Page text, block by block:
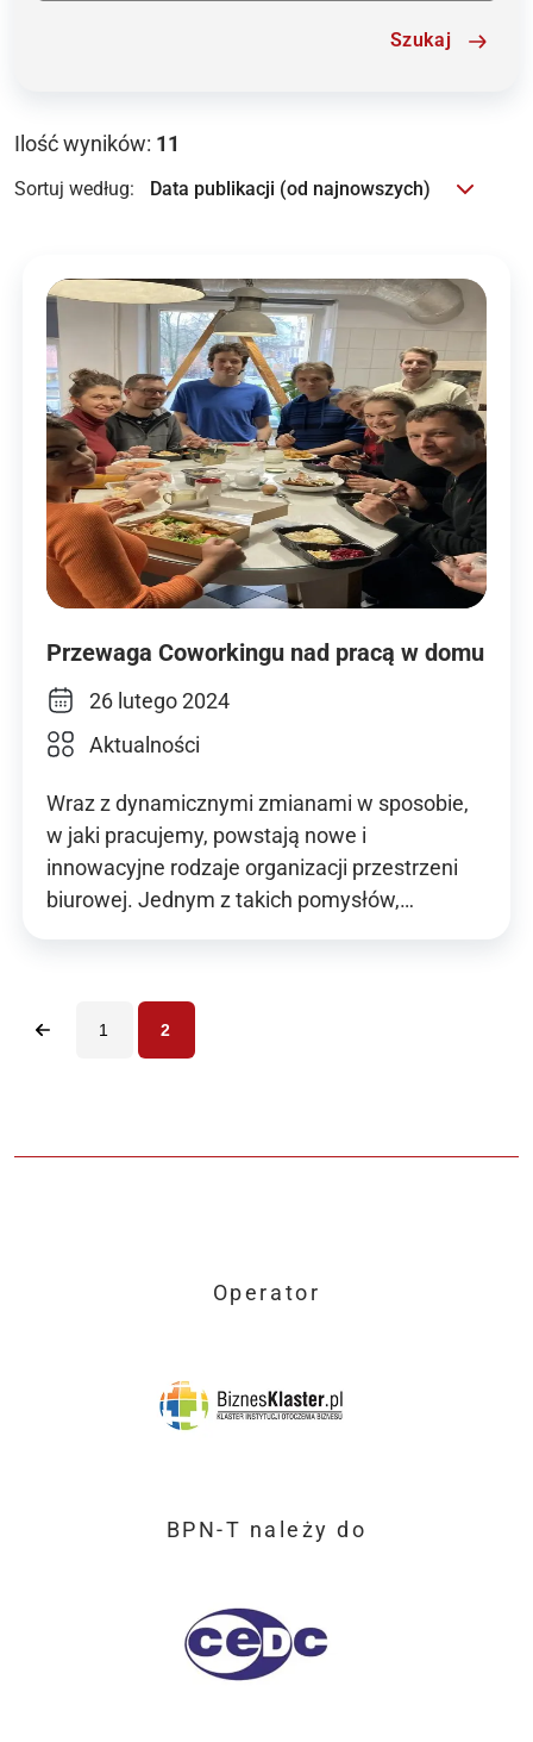
Szukaj
Ilość wyników: 11
Sortuj według:
Przewaga Coworkingu nad pracą w domu
26 lutego 2024
Aktualności
Wraz z dynamicznymi zmianami w sposobie,
w jaki pracujemy, powstają nowe i
innowacyjne rodzaje organizacji przestrzeni
biurowej. Jednym z takich pomysłów,…
1 2
Operator
BPN-T należy do